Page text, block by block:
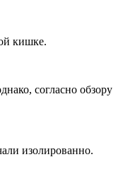
кишке.
согласно обзору
изолированно.